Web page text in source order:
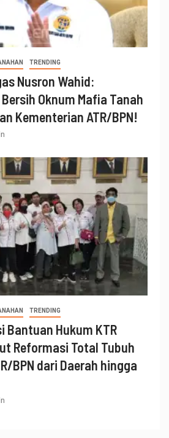
TRENDING
Nusron Wahid:
Oknum Mafia Tanah
Kementerian ATR/BPN!
TRENDING
Bantuan Hukum KTR
Reformasi Total Tubuh
BPN dari Daerah hingga